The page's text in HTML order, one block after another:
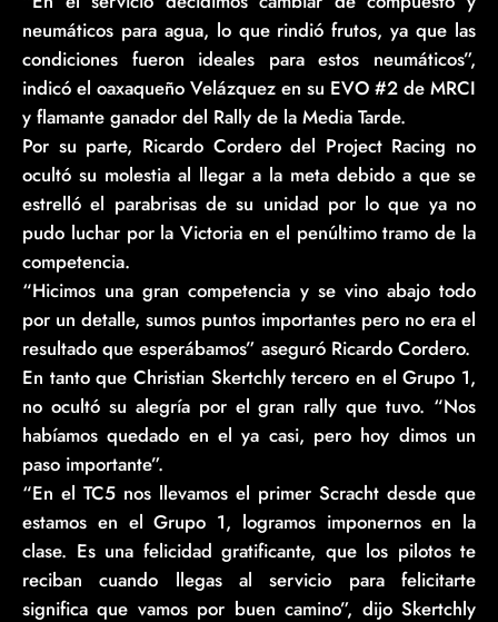
neumáticos para agua, lo que rindió frutos, ya que las
condiciones fueron ideales para estos neumáticos”,
indicó el oaxaqueño Velázquez en su EVO #2 de MRCI
y flamante ganador del Rally de la Media Tarde.
Por su parte, Ricardo Cordero del Project Racing no
ocultó su molestia al llegar a la meta debido a que se
estrelló el parabrisas de su unidad por lo que ya no
pudo luchar por la Victoria en el penúltimo tramo de la
competencia.
“Hicimos una gran competencia y se vino abajo todo
por un detalle, sumos puntos importantes pero no era el
resultado que esperábamos” aseguró Ricardo Cordero.
En tanto que Christian Skertchly tercero en el Grupo 1,
no ocultó su alegría por el gran rally que tuvo. “Nos
habíamos quedado en el ya casi, pero hoy dimos un
paso importante”.
“En el TC5 nos llevamos el primer Scracht desde que
estamos en el Grupo 1, logramos imponernos en la
clase. Es una felicidad gratificante, que los pilotos te
reciban cuando llegas al servicio para felicitarte
significa que vamos por buen camino”, dijo Skertchly